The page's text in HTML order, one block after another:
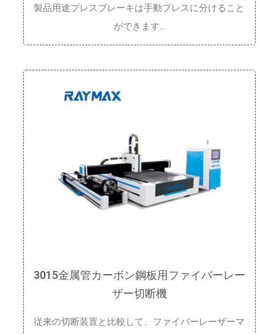
製品用途プレスブレーキは手動プレスに分けること
ができます…
3015金属管カーボン鋼板用ファイバーレー
ザー切断機
従来の切断装置と比較して、ファイバーレーザーマ